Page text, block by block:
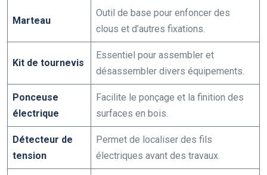
Marteau
Outil de base pour enfoncer des
clous et d’autres fixations.
Kit de tournevis
Essentiel pour assembler et
désassembler divers équipements.
Ponceuse
électrique
Facilite le ponçage et la finition des
surfaces en bois.
Détecteur de
tension
Permet de localiser des fils
électriques avant des travaux.